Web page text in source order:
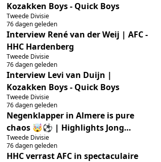
Kozakken Boys - Quick Boys
Tweede Divisie
76 dagen geleden
Interview René van der Weij | AFC -
HHC Hardenberg
Tweede Divisie
76 dagen geleden
Interview Levi van Duijn |
Kozakken Boys - Quick Boys
Tweede Divisie
76 dagen geleden
Negenklapper in Almere is pure
chaos 🤯⚽ | Highlights Jong
Almere City FC – GVVV
Tweede Divisie
76 dagen geleden
HHC verrast AFC in spectaculaire